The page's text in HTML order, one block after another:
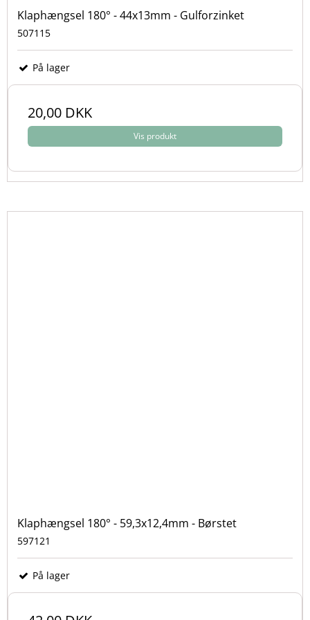
Klaphængsel 180° - 44x13mm - Gulforzinket
507115
På lager
20,00 DKK
Vis produkt
Klaphængsel 180° - 59,3x12,4mm - Børstet
597121
På lager